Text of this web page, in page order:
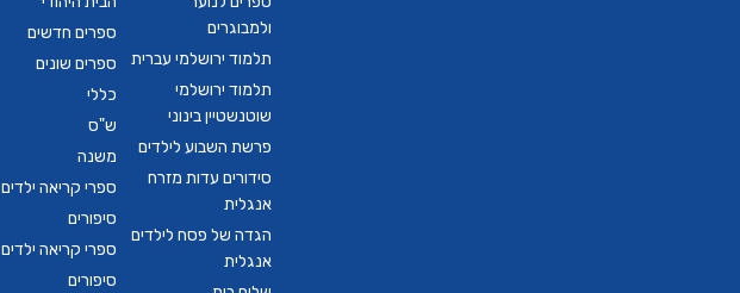
ספרים חדשים
ספרים שונים
כללי
ש"ס
משנה
ספרי קריאה ילדים
סיפורים
ספרי קריאה ילדים
סיפורים
ולמבוגרים
תלמוד ירושלמי עברית
תלמוד ירושלמי
שוטנשטיין בינוני
פרשת השבוע לילדים
סידורים עדות מזרח
אנגלית
הגדה של פסח לילדים
אנגלית